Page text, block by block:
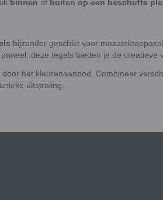
binnen of buiten op een beschutte
bijzonder geschikt voor
deze tegels bieden je de creatieve
het kleurenaanbod. Combineer
uitstraling.